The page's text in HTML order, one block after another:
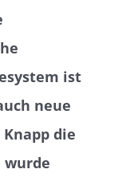
ist
neue
die